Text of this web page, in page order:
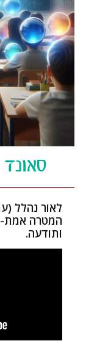
סאונד
לאור נהלל
המטרה אמת-
ותודעה.